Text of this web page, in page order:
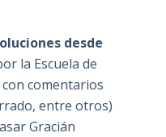
desde
la Escuela de
comentarios
entre otros)
Gracián